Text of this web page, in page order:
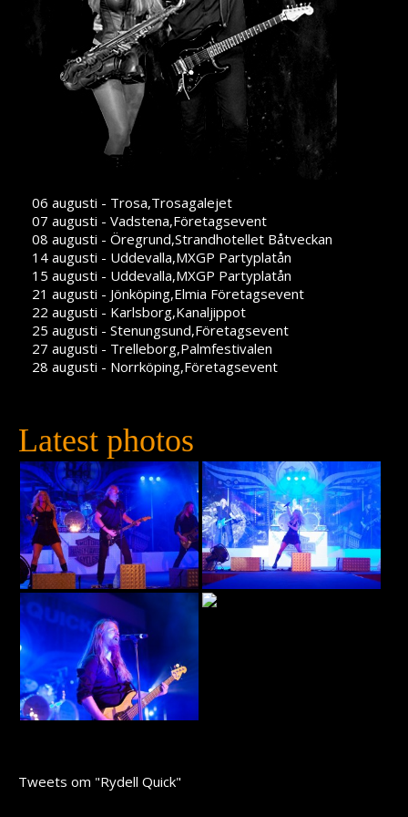
06 augusti - Trosa,Trosagalejet
07 augusti - Vadstena,Företagsevent
08 augusti - Öregrund,Strandhotellet Båtveckan
14 augusti - Uddevalla,MXGP Partyplatån
15 augusti - Uddevalla,MXGP Partyplatån
21 augusti - Jönköping,Elmia Företagsevent
22 augusti - Karlsborg,Kanaljippot
25 augusti - Stenungsund,Företagsevent
27 augusti - Trelleborg,Palmfestivalen
28 augusti - Norrköping,Företagsevent
Latest photos
Tweets om "Rydell Quick"